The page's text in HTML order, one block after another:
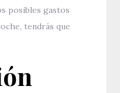
posibles gastos
tendrás que